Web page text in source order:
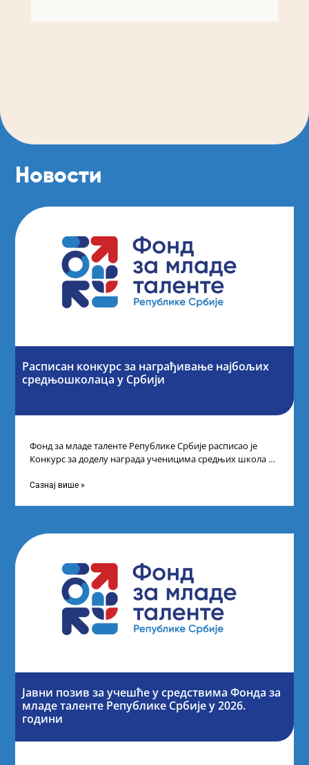
Новости
Расписан конкурс за награђивање најбољих
средњошколаца у Србији
Фонд за младе таленте Републике Србије расписао је
Конкурс за доделу награда ученицима средњих школа за
Сазнај више »
Јавни позив за учешће у средствима Фонда за
младе таленте Републике Србије у 2026.
години